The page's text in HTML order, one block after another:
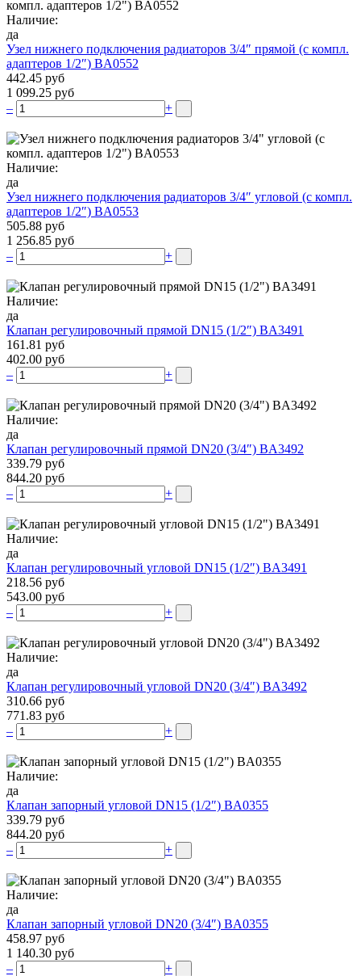
Наличие:
да
Узел нижнего подключения радиаторов 3/4″ прямой (c компл.
адаптеров 1/2″) BA0552
442.45 руб
1 099.25 руб
–
+
Наличие:
да
Узел нижнего подключения радиаторов 3/4″ угловой (c компл.
адаптеров 1/2″) BA0553
505.88 руб
1 256.85 руб
–
+
Наличие:
да
Клапан регулировочный прямой DN15 (1/2″) BA3491
161.81 руб
402.00 руб
–
+
Наличие:
да
Клапан регулировочный прямой DN20 (3/4″) BA3492
339.79 руб
844.20 руб
–
+
Наличие:
да
Клапан регулировочный угловой DN15 (1/2″) BA3491
218.56 руб
543.00 руб
–
+
Наличие:
да
Клапан регулировочный угловой DN20 (3/4″) BA3492
310.66 руб
771.83 руб
–
+
Наличие:
да
Клапан запорный угловой DN15 (1/2″) BA0355
339.79 руб
844.20 руб
–
+
Наличие:
да
Клапан запорный угловой DN20 (3/4″) BA0355
458.97 руб
1 140.30 руб
–
+